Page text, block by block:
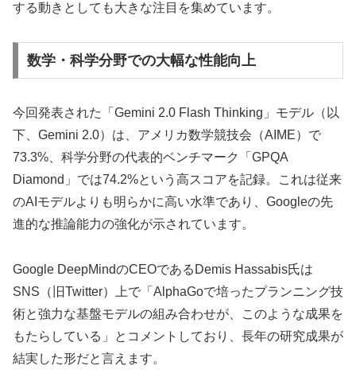
する動きとしても大きな注目を集めています。
数学・科学分野での大幅な性能向上
今回発表された「Gemini 2.0 Flash Thinking」モデル（以
下、Gemini 2.0）は、アメリカ数学競技会（AIME）で
73.3%、科学分野の代表的ベンチマーク「GPQA
Diamond」では74.2%という高スコアを記録。これは従来
のAIモデルよりも明らかに高い水準であり、Googleの先
進的な推論能力の強化が示されています。
Google DeepMindのCEOであるDemis Hassabis氏は
SNS（旧Twitter）上で「AlphaGoで培ったプランニング技
術と強力な基盤モデルの組み合わせが、このような成果を
もたらしている」とコメントしており、長年の研究成果が
結実した形だと言えます。